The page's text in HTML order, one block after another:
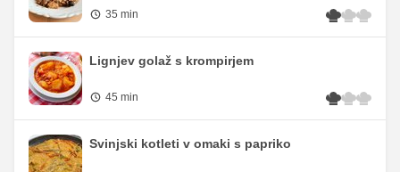
35 min
Lignjev golaž s krompirjem
45 min
Svinjski kotleti v omaki s papriko